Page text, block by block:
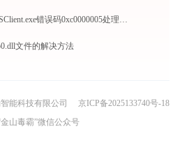
万兴制版管理软件 HBSClient.exe错误码0xc0000005处理办法
文件的解决方法
能科技有限公司
京ICP备2025133740号-18
金山毒霸”微信公众号